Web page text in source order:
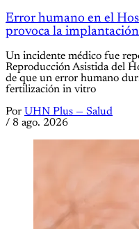
Error humano en el
provoca la
Un incidente médico fue
Reproducción Asistida del
de que un error humano
fertilización in vitro
Por UHN Plus — Salud
/ 8 ago. 2026